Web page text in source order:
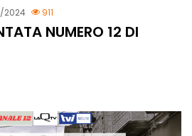
2024 911
NUMERO 12 DI